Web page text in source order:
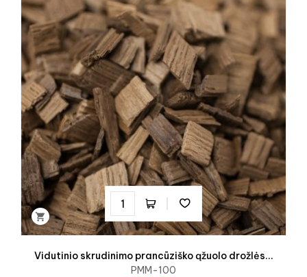

Vidutinio skrudinimo prancūziško ąžuolo drožlės...
PMM-100